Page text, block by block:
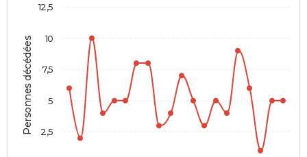
Personnes décédées 2,5
5
7,5
10
12,5